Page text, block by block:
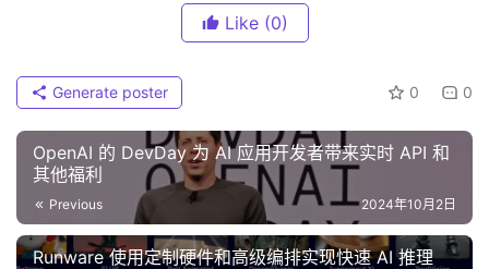
Like (0)
0 0
Generate poster
OpenAI 的 DevDay 为 AI 应用开发者带来实时 API 和
其他福利
Previous 2024年10月2日
Runware 使用定制硬件和高级编排实现快速 AI 推理